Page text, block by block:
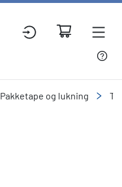
Pakketape og lukning